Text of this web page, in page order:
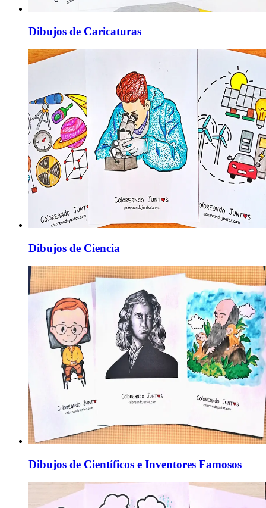
Dibujos de Caricaturas
Dibujos de Ciencia
Dibujos de Científicos e Inventores Famosos